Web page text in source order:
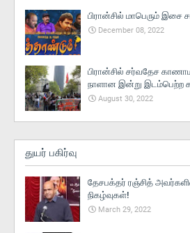
பிரான்சில் மாபெரும் இசை
December 08, 2022
பிரான்சில் சர்வதேச
நாளான இன்று இடம்பெற்ற
August 30, 2022
துயர் பகிர்வு
தேசபக்தர் ரஞ்சித்
நிகழ்வுகள்!
March 29, 2022